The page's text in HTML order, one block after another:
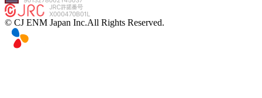
© CJ ENM Japan Inc.All Rights Reserved.